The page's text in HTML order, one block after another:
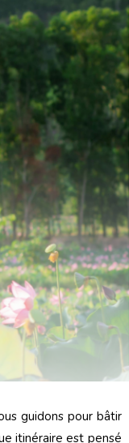
guidons pour bâtir
itinéraire est pensé